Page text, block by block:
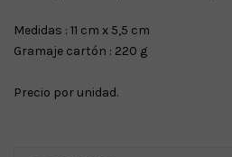
Medidas : 11 cm x 5,5 cm
Gramaje cartón : 220 g
Precio por unidad.